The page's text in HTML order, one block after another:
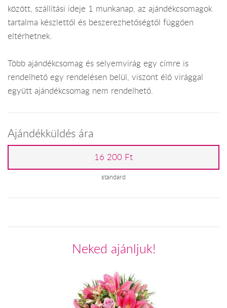
között, szállítási ideje 1 munkanap, az ajándékcsomagok
tartalma készlettől és beszerezhetőségtől függően
eltérhetnek.
Több ajándékcsomag és selyemvirág egy címre is
rendelhető egy rendelésen belül, viszont élő virággal
együtt ajándékcsomag nem rendelhető.
Ajándékküldés ára
16 200 Ft
standard
Neked ajánljuk!